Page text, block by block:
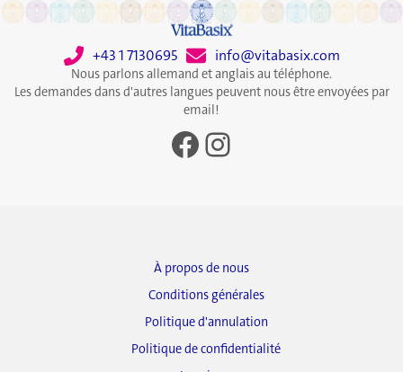
+43 1 7130695 info@vitabasix.com
Nous parlons allemand et anglais au téléphone.
Les demandes dans d'autres langues peuvent nous être envoyées par
email!
Facebook
Instagram
À propos de nous
Conditions générales
Politique d'annulation
Politique de confidentialité